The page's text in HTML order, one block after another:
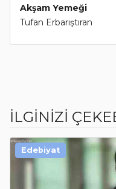
Akşam Yemeği
Tufan Erbarıştıran
İLGİNİZİ
Edebiyat